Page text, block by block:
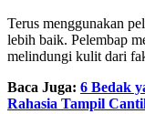
Terus menggunakan
lebih baik. Pelembap
melindungi kulit dari
Baca Juga: 6 Bedak
Rahasia Tampil